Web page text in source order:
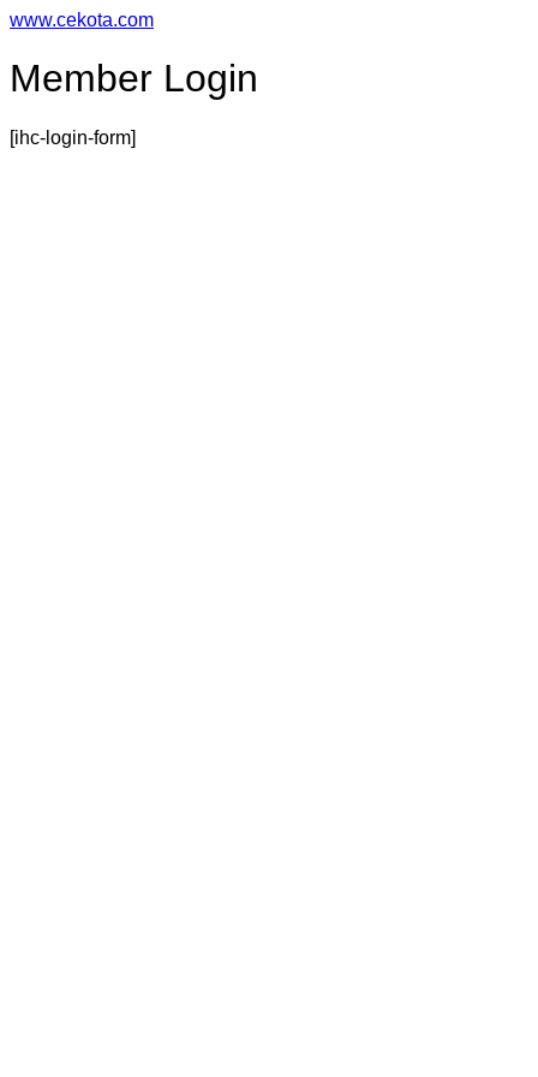
Přejít
obsahu
www.cekota.com
Member Login
[ihc-login-form]